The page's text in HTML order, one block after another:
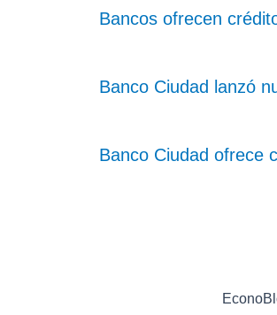
Bancos ofrecen
Banco Ciudad lanzó
Banco Ciudad ofrece